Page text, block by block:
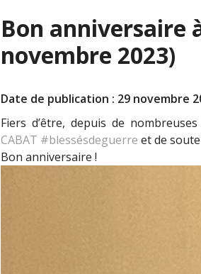
Bon anniversaire
novembre 2023)
Date de publication : 29 novembre
Fiers d’être, depuis de
CABAT #blessésdeguerre et de
Bon anniversaire !